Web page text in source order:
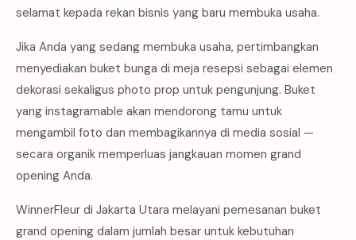
selamat kepada rekan bisnis yang baru membuka usaha.
Jika Anda yang sedang membuka usaha, pertimbangkan
menyediakan buket bunga di meja resepsi sebagai elemen
dekorasi sekaligus photo prop untuk pengunjung. Buket
yang instagramable akan mendorong tamu untuk
mengambil foto dan membagikannya di media sosial —
secara organik memperluas jangkauan momen grand
opening Anda.
WinnerFleur di Jakarta Utara melayani pemesanan buket
grand opening dalam jumlah besar untuk kebutuhan